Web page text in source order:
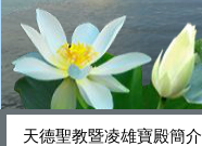
天德聖教暨凌雄寶殿簡介